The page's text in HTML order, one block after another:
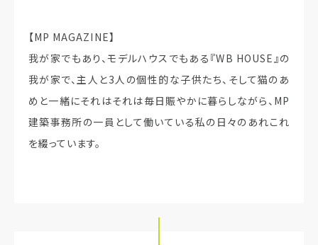
【MP MAGAZINE】
我が家でもあり、モデルハウスでもある『WB HOUSE』の
我が家で、主人と3人の個性的な子供たち、そして猫のあ
めと一緒にそれはそれは毎日賑やかに暮らしながら、MP
建築事務所の一員として働いている私の日々のあれこれ
を綴っています。